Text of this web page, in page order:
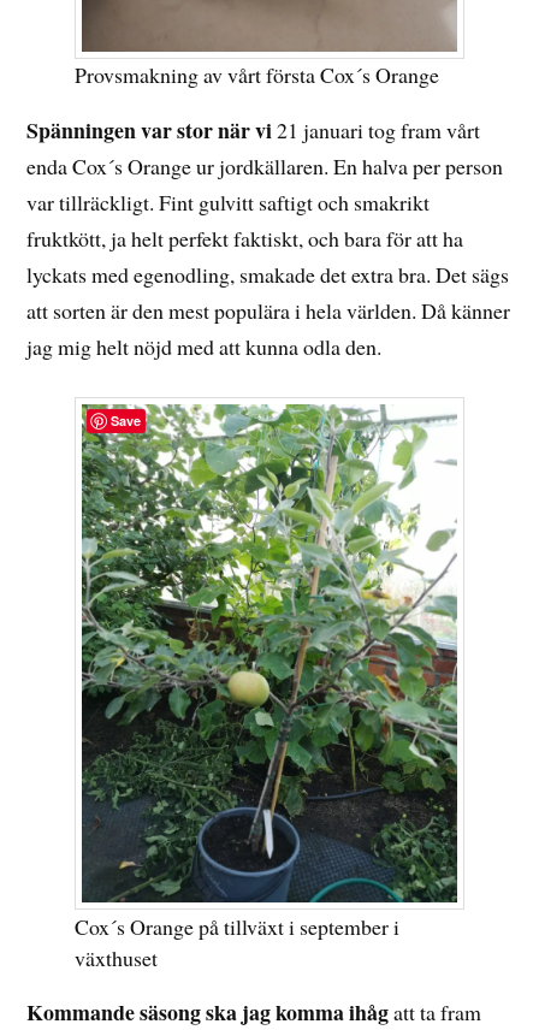
Provsmakning av vårt första Cox´s Orange
Spänningen var stor när vi21 januari tog fram vårt
enda Cox´s Orange ur jordkällaren. En halva per person
var tillräckligt. Fint gulvitt saftigt och smakrikt
fruktkött, ja helt perfekt faktiskt, och bara för att ha
lyckats med egenodling, smakade det extra bra. Det sägs
att sorten är den mest populära i hela världen. Då känner
jag mig helt nöjd med att kunna odla den.
Cox´s Orange på tillväxt i september i
växthuset
Kommande säsong ska jag komma ihågatt ta fram
Save